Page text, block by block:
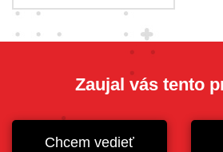
Zaujal vás tento
Chcem vedieť